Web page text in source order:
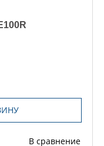
В сравнение